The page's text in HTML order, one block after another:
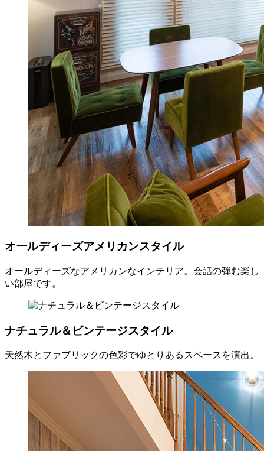
オールディーズアメリカンスタイル
オールディーズなアメリカンなインテリア。会話の弾む楽し
い部屋です。
ナチュラル＆ビンテージスタイル
天然木とファブリックの色彩でゆとりあるスペースを演出。